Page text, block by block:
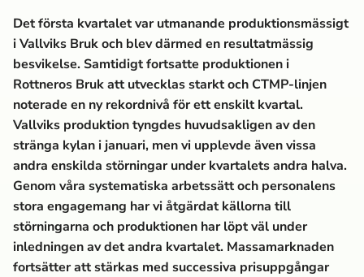
Det första kvartalet var utmanande produktionsmässigt
i Vallviks Bruk och blev därmed en resultatmässig
besvikelse. Samtidigt fortsatte produktionen i
Rottneros Bruk att utvecklas starkt och CTMP-linjen
noterade en ny rekordnivå för ett enskilt kvartal.
Vallviks produktion tyngdes huvudsakligen av den
stränga kylan i januari, men vi upplevde även vissa
andra enskilda störningar under kvartalets andra halva.
Genom våra systematiska arbetssätt och personalens
stora engagemang har vi åtgärdat källorna till
störningarna och produktionen har löpt väl under
inledningen av det andra kvartalet. Massa­marknaden
fortsätter att stärkas med successiva prisuppgångar